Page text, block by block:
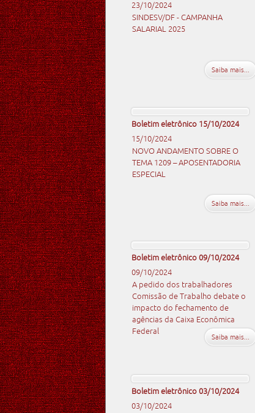
23/10/2024
SINDESV/DF - CAMPANHA
SALARIAL 2025
Saiba mais...
Boletim eletrônico 15/10/2024
15/10/2024
NOVO ANDAMENTO SOBRE O
TEMA 1209 – APOSENTADORIA
ESPECIAL
Saiba mais...
Boletim eletrônico 09/10/2024
09/10/2024
A pedido dos trabalhadores
Comissão de Trabalho debate o
impacto do fechamento de
agências da Caixa Econômica
Federal
Saiba mais...
Boletim eletrônico 03/10/2024
03/10/2024